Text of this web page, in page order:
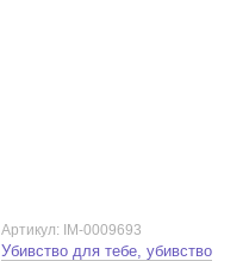
Артикул: IM-0009693
Убивство для тебе, убивство